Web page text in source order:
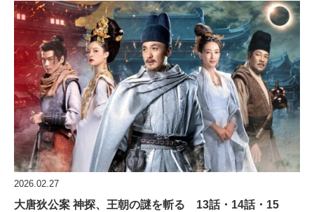
2026.02.27
大唐狄公案 神探、王朝の謎を斬る 13話・14話・15